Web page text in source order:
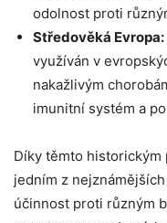
odolnost proti
Středověká‌ Evropa:
využíván v
nakažlivým⁤
imunitní ‌systém a
Díky ​těmto ⁣historickým
jedním z​
‍účinnost ⁢proti různým